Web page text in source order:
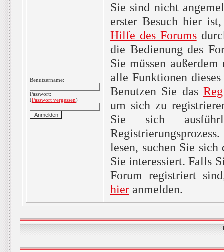
Benutzername:
Passwort:
(Passwort vergessen)
Sie sind nicht
erster Besuch hier
Hilfe des Forums
die Bedienung des
Sie müssen
alle Funktionen
Benutzen Sie das
um sich zu
Sie sich
lesen, suchen Sie sich
Sie interessiert. Falls
Forum registriert
hier anmelden.